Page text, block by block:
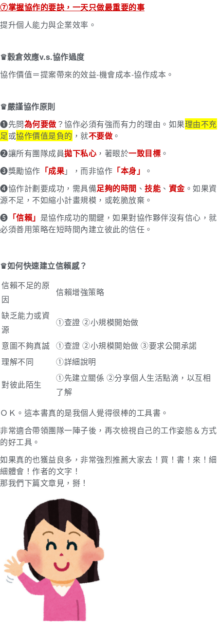
⑦掌握協作的要訣，一天只做最重要的事
提升個人能力與企業效率。
♛穀倉效應v.s.協作過度
協作價值＝提案帶來的效益-機會成本-協作成本。
♛嚴謹協作原則
➊先問為何要做 ？協作必須有強而有力的理由。如果理由不充
足或協作價值是負的 ，就不要做 。
➋讓所有團隊成員拋下私心 ，著眼於一致目標 。
➌獎勵協作 「成果」，而非協作 「本身」
。
➍協作計劃要成功，需具備足夠的時間 、 技能 、 資金。如果資
源不足，不如縮小計畫規模，或乾脆放棄。
➎ 「信賴」 是協作成功的關鍵，如果對協作夥伴沒有信心，就
必須善用策略在短時間內建立彼此的信任。
♛如何快速建立信賴感？
信賴不足的原
因
信賴增強策略
缺乏能力或資
源
①查證 ②小規模開始做
意圖不夠真誠 ①查證 ②小規模開始做 ③要求公開承諾
理解不同
①詳細說明
對彼此陌生
①先建立關係 ②分享個人生活點滴，以互相
了解
ＯＫ。這本書真的是我個人覺得很棒的工具書。
非常適合帶領團隊一陣子後，再次檢視自己的工作姿態＆方式
的好工具。
如果真的也獲益良多，非常強烈推薦大家去！買！書！來！細
細體會！作者的文字！
那我們下篇文章見，掰！